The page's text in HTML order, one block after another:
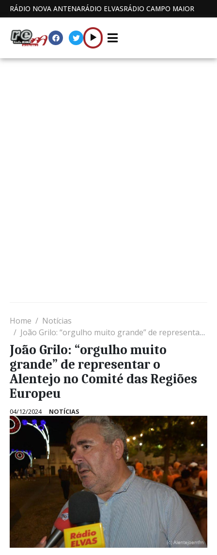
RÁDIO NOVA ANTENARÁDIO ELVASRÁDIO CAMPO MAIOR
Home
Notícias
João Grilo: “orgulho muito grande” de representar o Alentejo no Comité das Regiões Europeu
João Grilo: “orgulho muito
grande” de representar o
Alentejo no Comité das Regiões
Europeu
04/12/2024 NOTÍCIAS